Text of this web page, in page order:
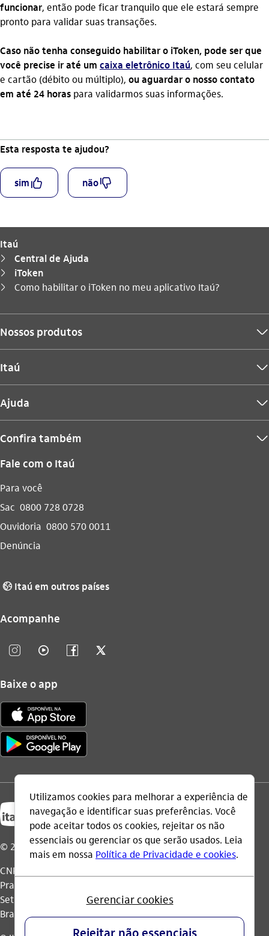
funcionar, então pode ficar tranquilo que ele estará sempre
pronto para validar suas transações.
Caso não tenha conseguido habilitar o iToken, pode ser que
você precise ir até um caixa eletrônico Itaú, com seu celular
e cartão (débito ou múltiplo), ou aguardar o nosso contato
em até 24 horas para validarmos suas informações.
Esta resposta te ajudou?
simcurtir_outline nãodescurtir_outline
Itaú
seta_direita Central de Ajuda
seta_direita iToken
seta_direita
Você está aqui:
Como habilitar o iToken no meu aplicativo Itaú?
Nossos produtos seta_baixo
Itaú seta_baixo
Ajuda seta_baixo
Confira também seta_baixo
Fale com o Itaú
Para você
Sac 0800 728 0728
Ouvidoria 0800 570 0011
Denúncia
globo_outline Itaú em outros países
Acompanhe
instagram_outline video_outline facebook_outline twitter_outline
Baixe o app
© 2026 Itaú Unibanco Holding S.A.
CNPJ: 60.872.504/0001-23
Praça Alfredo Egydio de Souza Aranha, 100, Torre Olavo
Setubal, Parque Jabaquara - CEP 04344-902 - São Paulo -
Brasil.